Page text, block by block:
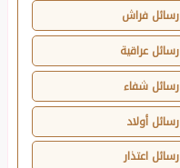
رسائل فراش
رسائل عراقية
رسائل شفاء
رسائل أولاد
رسائل اعتذار